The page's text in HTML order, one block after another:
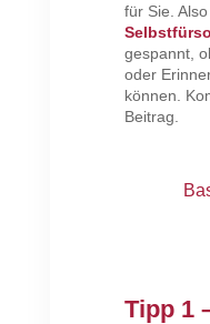
für Sie.
gespannt,
oder
können.
Beitrag.
Tipp 1